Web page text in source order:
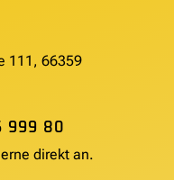
111, 66359
999 80
direkt an.